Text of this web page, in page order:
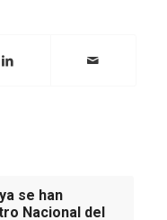
se han
Nacional del